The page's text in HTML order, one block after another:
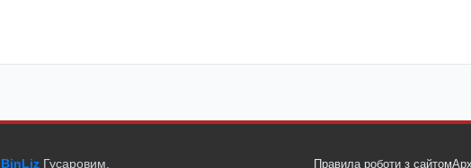
BinLiz Гусаровим. Правила роботи з сайтом